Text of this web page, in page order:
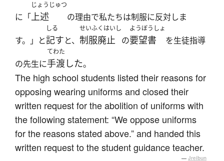
に「
じょうじゅつ
上述 の理由で私たちは制服に反対しま
す。」と
しる
記すと、
せいふくはいし
制服廃止 の
ようぼうしょ
要望書 を生徒指導
の先生に
てわた
手渡した。
The high school students listed their reasons for
opposing wearing uniforms and closed their
written request for the abolition of uniforms with
the following statement: “We oppose uniforms
for the reasons stated above.” and handed this
written request to the student guidance teacher.
— Jreibun